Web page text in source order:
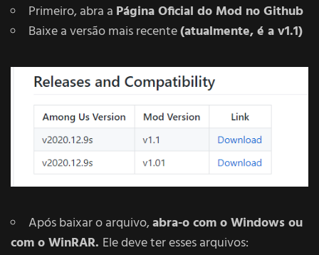
Primeiro, abra a Página Oficial do Mod no Github
Baixe a versão mais recente(atualmente, é a v1.1)
Após baixar o arquivo,abra-o com o Windows ou
com o WinRAR. Ele deve ter esses arquivos: